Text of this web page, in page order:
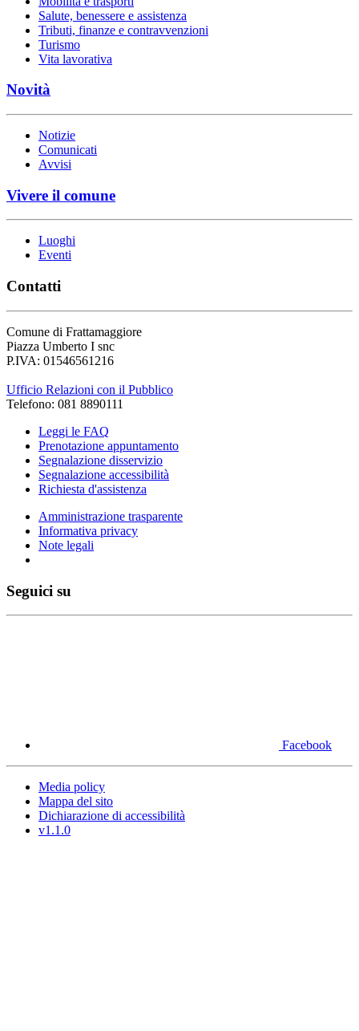
Salute, benessere e assistenza
Tributi, finanze e contravvenzioni
Turismo
Vita lavorativa
Novità
Notizie
Comunicati
Avvisi
Vivere il comune
Luoghi
Eventi
Contatti
Comune di Frattamaggiore
Piazza Umberto I snc
P.IVA: 01546561216
Ufficio Relazioni con il Pubblico
Telefono: 081 8890111
Leggi le FAQ
Prenotazione appuntamento
Segnalazione disservizio
Segnalazione accessibilità
Richiesta d'assistenza
Amministrazione trasparente
Informativa privacy
Note legali
Seguici su
Facebook
Media policy
Mappa del sito
Dichiarazione di accessibilità
v1.1.0